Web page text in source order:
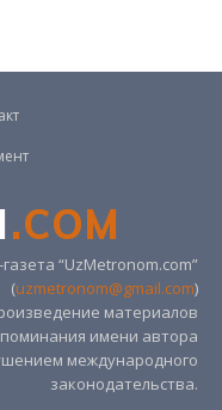
.COM
“UzMetronom.com”
(uzmetronom@gmail.com)
материалов
имени автора
международного
законодательства.